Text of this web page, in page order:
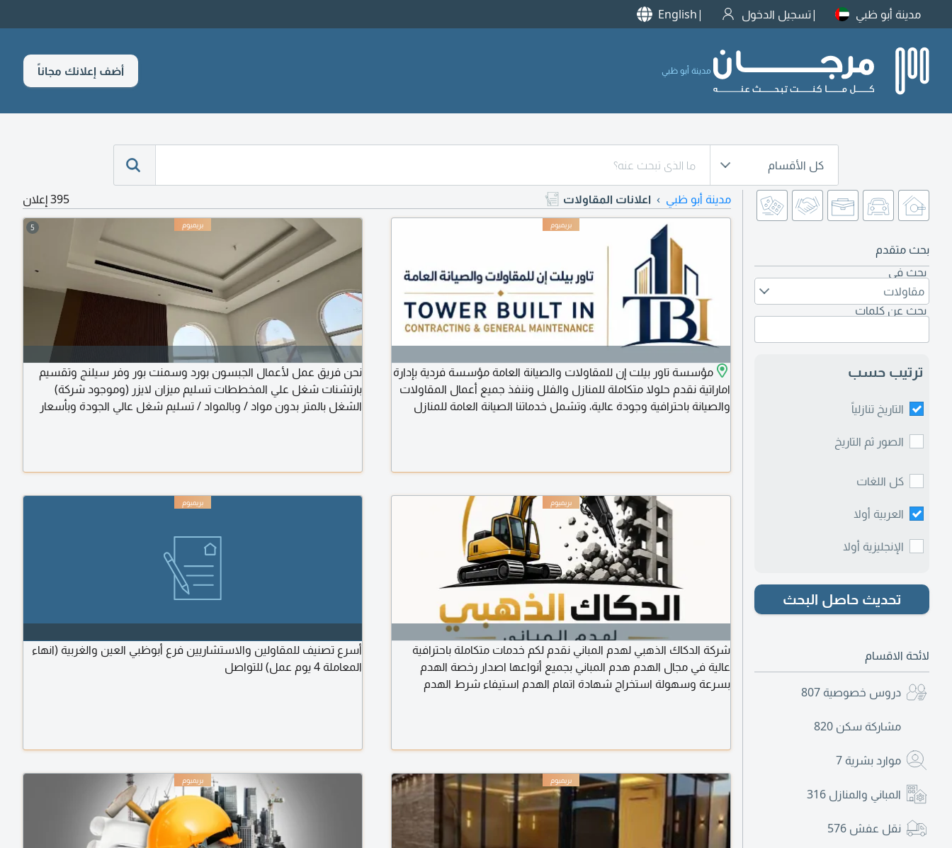
مدينة أبو ظبي تسجيل الدخول English
مدينة أبو ظبي أضف إعلانك مجاناً
كل الأقسام
بحث متقدم
بحث في
مقاولات
بحث عن كلمات
ترتيب حسب
التاريخ تنازلياً
الصور ثم التاريخ
كل اللغات
العربية أولا
الإنجليزية أولا
تحديث حاصل البحث
لائحة الاقسام
دروس خصوصية 807
مشاركة سكن 820
موارد بشرية 7
المباني والمنازل 316
نقل عفش 576
مدينة أبو ظبي اعلانات المقاولات 395 إعلان
مؤسسة تاور بيلت إن للمقاولات والصيانة العامة مؤسسة فردية بإدارة
اماراتية نقدم حلولا متكاملة للمنازل والفلل وننفذ جميع أعمال المقاولات
والصيانة باحترافية وجودة عالية، وتشمل خدماتنا الصيانة العامة للمنازل
5
نحن فريق عمل لأعمال الجبسون بورد وسمنت بور وفر سيلنج وتقسيم
بارتشنات شغل علي المخططات تسليم ميزان لايزر (وموجود شركة)
الشغل بالمتر بدون مواد / وبالمواد / تسليم شغل عالي الجودة وبأسعار
شركة الدكاك الذهبي لهدم المباني نقدم لكم خدمات متكاملة باحترافية
عالية في مجال الهدم هدم المباني بجميع أنواعها اصدار رخصة الهدم
بسرعة وسهولة استخراج شهادة اتمام الهدم استيفاء شرط الهدم
أسرع تصنيف للمقاولين والاستشاريين فرع أبوظبي العين والغربية (انهاء
المعاملة 4 يوم عمل) للتواصل